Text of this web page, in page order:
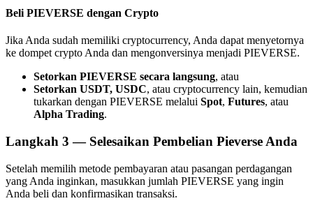
Hingga 65% Komisi!
Undang teman untuk mendapatkan imbalan tunai
Beli PIEVERSE dengan Crypto
Jika Anda sudah memiliki cryptocurrency, Anda dapat menyetornya
ke dompet crypto Anda dan mengonversinya menjadi PIEVERSE.
Setorkan PIEVERSE secara langsung, atau
Setorkan USDT, USDC, atau cryptocurrency lain, kemudian
tukarkan dengan PIEVERSE melalui Spot, Futures, atau
Alpha Trading.
Langkah 3 — Selesaikan Pembelian Pieverse Anda
Setelah memilih metode pembayaran atau pasangan perdagangan
yang Anda inginkan, masukkan jumlah PIEVERSE yang ingin
Anda beli dan konfirmasikan transaksi.